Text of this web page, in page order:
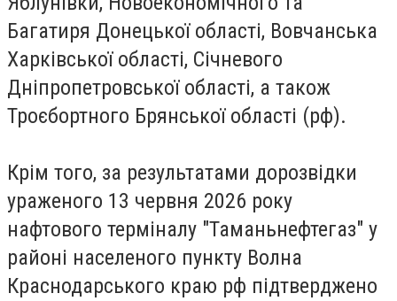
Багатиря Донецької області, Вовчанська
Харківської області, Січневого
Дніпропетровської області, а також
Троєбортного Брянської області (рф).
Крім того, за результатами дорозвідки
ураженого 13 червня 2026 року
нафтового терміналу "Таманьнефтегаз" у
районі населеного пункту Волна
Краснодарського краю рф підтверджено